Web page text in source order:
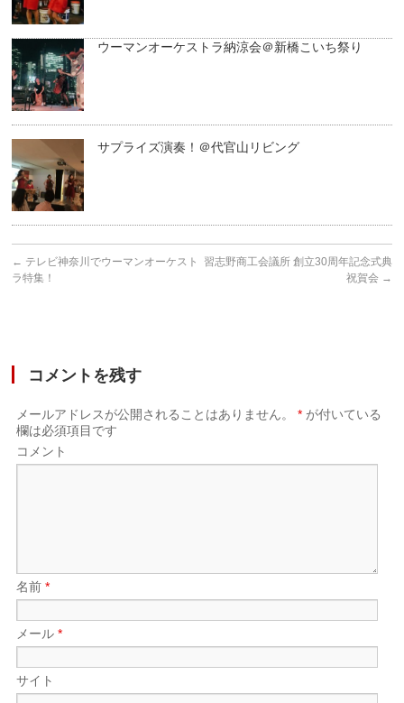
ウーマンオーケストラ納涼会＠新橋こいち祭り
サプライズ演奏！＠代官山リビング
← テレビ神奈川でウーマンオーケスト
ラ特集！
習志野商工会議所 創立30周年記念式典
祝賀会 →
コメントを残す
メールアドレスが公開されることはありません。 * が付いている
欄は必須項目です
コメント
名前*
メール*
サイト